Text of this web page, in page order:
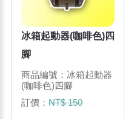
冰箱起動器(咖啡色)四
腳
商品編號：冰箱起動器
(咖啡色)四腳
訂價：NT$ 150